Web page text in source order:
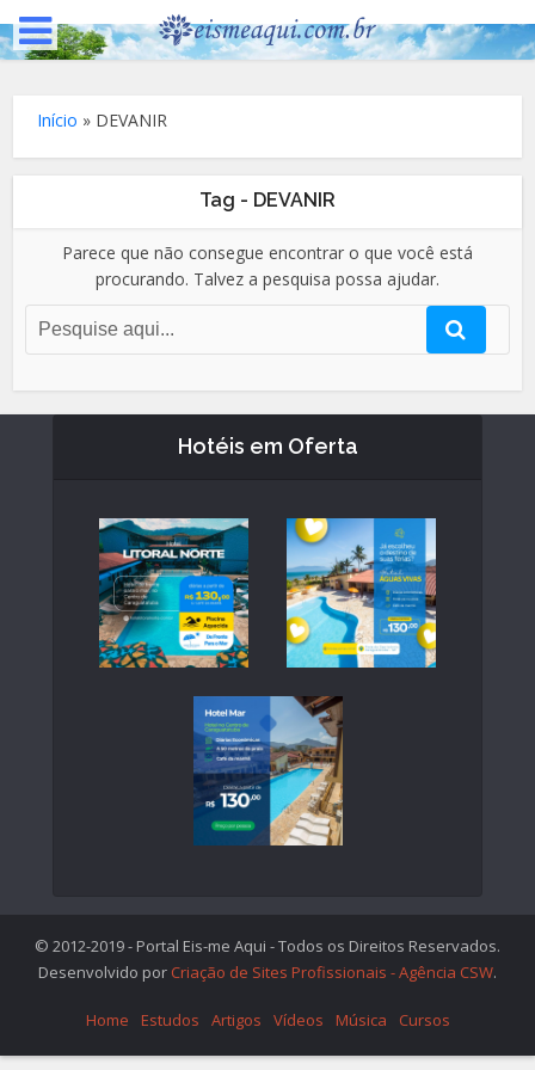
Início » DEVANIR
Tag - DEVANIR
Parece que não consegue encontrar o que você está
procurando. Talvez a pesquisa possa ajudar.
Hotéis em Oferta
© 2012-2019 - Portal Eis-me Aqui - Todos os Direitos Reservados.
Desenvolvido por Criação de Sites Profissionais - Agência CSW.
Home Estudos Artigos Vídeos Música Cursos